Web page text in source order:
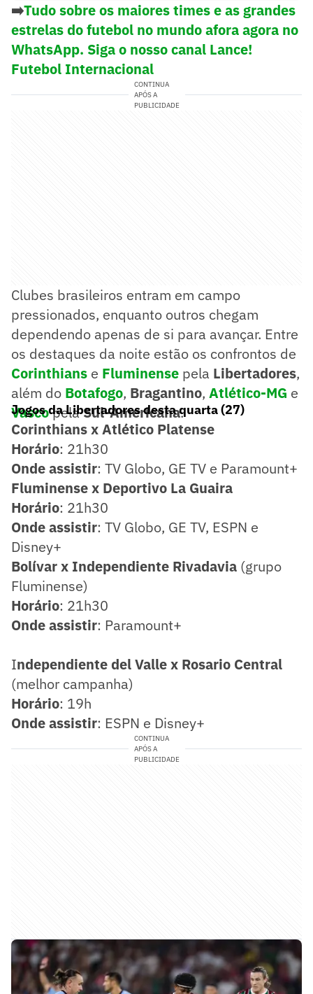
➡️Tudo sobre os maiores times e as grandes
estrelas do futebol no mundo afora agora no
WhatsApp. Siga o nosso canal Lance!
Futebol Internacional
CONTINUA
APÓS A
PUBLICIDADE
Clubes brasileiros entram em campo
pressionados, enquanto outros chegam
dependendo apenas de si para avançar. Entre
os destaques da noite estão os confrontos de
Corinthians e Fluminense pela Libertadores,
além do Botafogo, Bragantino, Atlético-MG e
VascopelaSul-Americana.
Jogos da Libertadores desta quarta (27)
Corinthians x Atlético Platense
Horário: 21h30
Onde assistir: TV Globo, GE TV e Paramount+
Fluminense x Deportivo La Guaira
Horário: 21h30
Onde assistir: TV Globo, GE TV, ESPN e
Disney+
Bolívar x Independiente Rivadavia (grupo
Fluminense)
Horário: 21h30
Onde assistir: Paramount+
Independiente del Valle x Rosario Central
(melhor campanha)
Horário: 19h
Onde assistir: ESPN e Disney+
CONTINUA
APÓS A
PUBLICIDADE